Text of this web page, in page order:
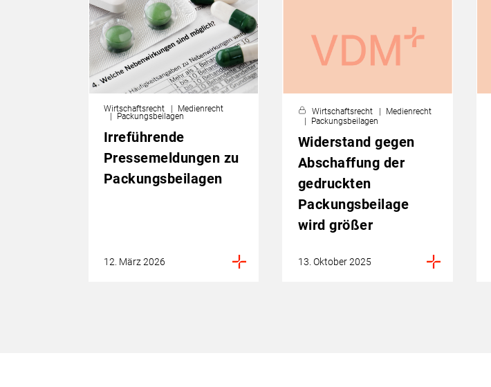
Wirtschaftsrecht Medienrecht
Packungsbeilagen
Irreführende
Pressemeldungen zu
Packungsbeilagen
12. März 2026
Wirtschaftsrecht
Medienrecht
Packungsbeilagen
Widerstand gegen
Abschaffung der
gedruckten
Packungsbeilage
wird größer
13. Oktober 2025